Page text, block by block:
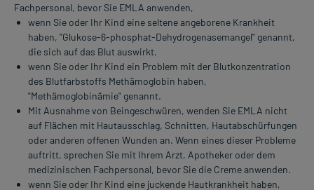
Fachpersonal, bevor Sie EMLA anwenden,
wenn Sie oder Ihr Kind eine seltene angeborene Krankheit
haben, "Glukose-6-phosphat-Dehydrogenasemangel" genannt,
die sich auf das Blut auswirkt.
wenn Sie oder Ihr Kind ein Problem mit der Blutkonzentration
des Blutfarbstoffs Methämoglobin haben,
"Methämoglobinämie" genannt.
Mit Ausnahme von Beingeschwüren, wenden Sie EMLA nicht
auf Flächen mit Hautausschlag, Schnitten, Hautabschürfungen
oder anderen offenen Wunden an. Wenn eines dieser Probleme
auftritt, sprechen Sie mit Ihrem Arzt, Apotheker oder dem
medizinischen Fachpersonal, bevor Sie die Creme anwenden.
wenn Sie oder Ihr Kind eine juckende Hautkrankheit haben,